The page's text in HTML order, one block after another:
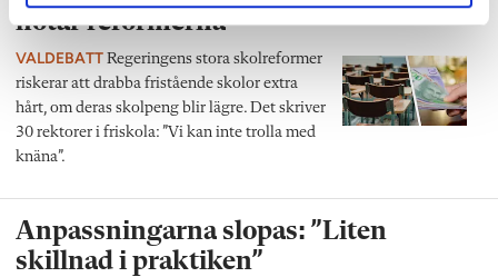
hotar reformerna”
VALDEBATT Regeringens stora skolreformer
riskerar att drabba fristående skolor extra
hårt, om deras skolpeng blir lägre. Det skriver
30 rektorer i friskola: ”Vi kan inte trolla med
knäna”.
Anpassningarna slopas: ”Liten
skillnad i praktiken”